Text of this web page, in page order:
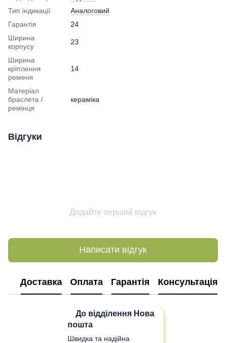
Тип індикації
Аналоговий
Гарантія
24
Ширина
корпусу
23
Ширина
кріплення
ременя
14
Матеріал
браслета /
ремінця
кераміка
Відгуки
Додайте перший відгук
Написати відгук
Доставка Оплата Гарантія Консультація
До відділення Нова
пошта
Швидка та надійна